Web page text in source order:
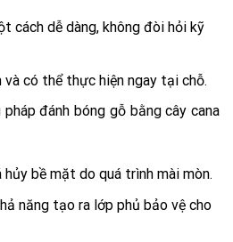
cách dễ dàng, không đòi hỏi kỹ
có thể thực hiện ngay tại chỗ.
đánh bóng gỗ bằng cây cana
hủy bề mặt do quá trình mài mòn.
năng tạo ra lớp phủ bảo vệ cho